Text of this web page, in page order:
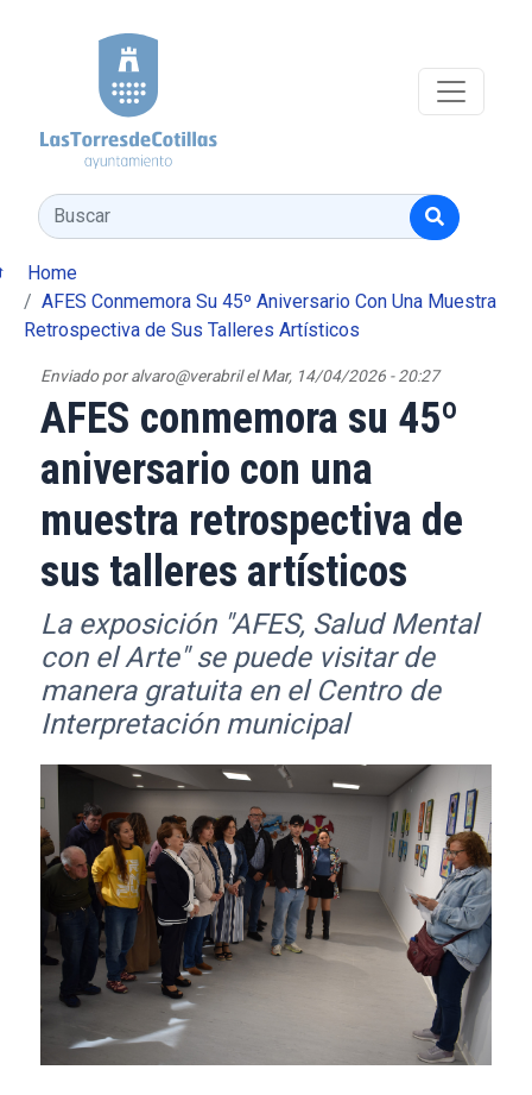
Buscar
Home
AFES Conmemora Su 45º Aniversario Con Una Muestra
Retrospectiva de Sus Talleres Artísticos
Enviado poralvaro@verabril elMar, 14/04/2026 - 20:27
AFES conmemora su 45º
aniversario con una
muestra retrospectiva de
sus talleres artísticos
La exposición "AFES, Salud Mental
con el Arte" se puede visitar de
manera gratuita en el Centro de
Interpretación municipal